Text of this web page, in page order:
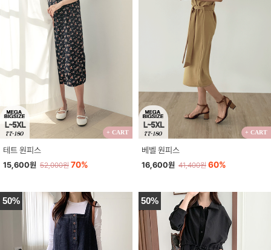
+ CART
테트 원피스
15,600원 52,000원 70%
+ CART
베벨 원피스
16,600원 41,400원 60%
50% 50%